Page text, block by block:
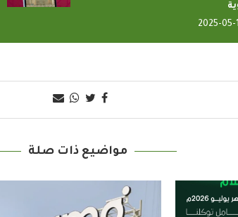
2025-05-
مواضيع ذات صلة
يدعو الدول الأعضاء...
2022-04-12